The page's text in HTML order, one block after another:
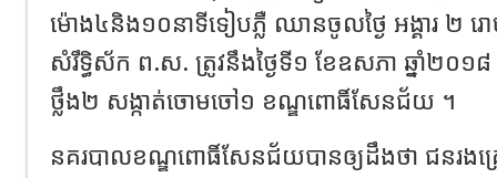
ម៉ោង៤និង១០នាទីទៀបភ្លឺ ឈានចូលថ្ងៃ អង្គារ ២ រោ
សំរឹទ្ធិស័ក ព.ស. ត្រូវនឹងថ្ងៃទី១ ខែឧសភា ឆ្នាំ២០១
ថ្លឹង២ សង្កាត់ចោមចៅ១ ខណ្ឌពោធិ៍សែនជ័យ ។
នគរបាលខណ្ឌពោធិ៍សែនជ័យបានឲ្យដឹងថា ជនរងគ្